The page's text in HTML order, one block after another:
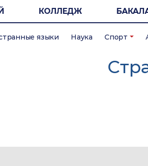
КОЛЛЕДЖ
языки Наука Спорт